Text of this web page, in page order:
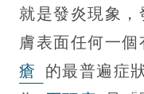
就是發炎現象
膚表面任何一
瘡 的最普遍症